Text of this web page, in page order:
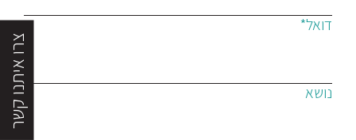
צרו איתנו קשר
דואל*
נושא